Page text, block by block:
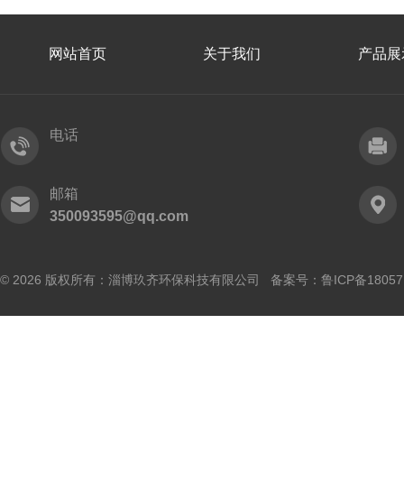
网站首页 关于我们 产品展
电话
邮箱
350093595@qq.com
© 2026 版权所有：淄博玖齐环保科技有限公司 备案号： 鲁ICP备